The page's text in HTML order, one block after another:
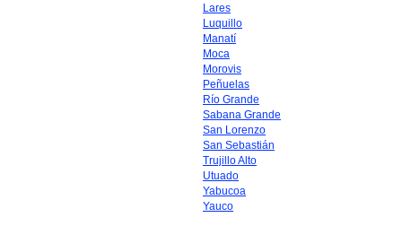
Lares
Luquillo
Manatí
Moca
Morovis
Peñuelas
Río Grande
Sabana Grande
San Lorenzo
San Sebastián
Trujillo Alto
Utuado
Yabucoa
Yauco